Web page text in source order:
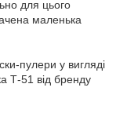
для цього
маленька
пулери у вигляді
Т-51 від бренду